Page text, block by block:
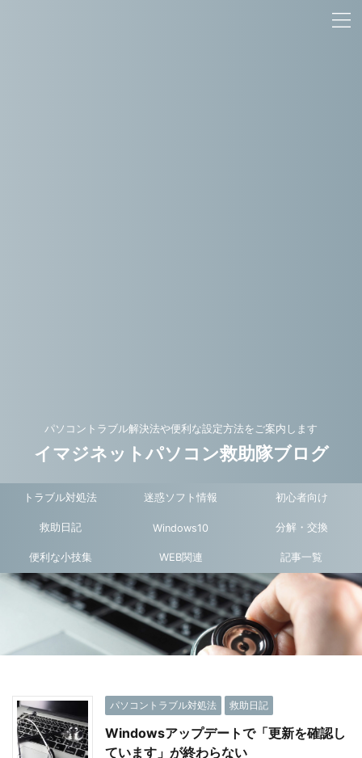
パソコントラブル解決法や便利な設定方法をご案内します
イマジネットパソコン救助隊ブログ
トラブル対処法 迷惑ソフト情報 初心者向け
救助日記 Windows10 分解・交換
便利な小技集 WEB関連 記事一覧
パソコントラブル対処法 救助日記
Windowsアップデートで「更新を確認し
ています」が終わらない